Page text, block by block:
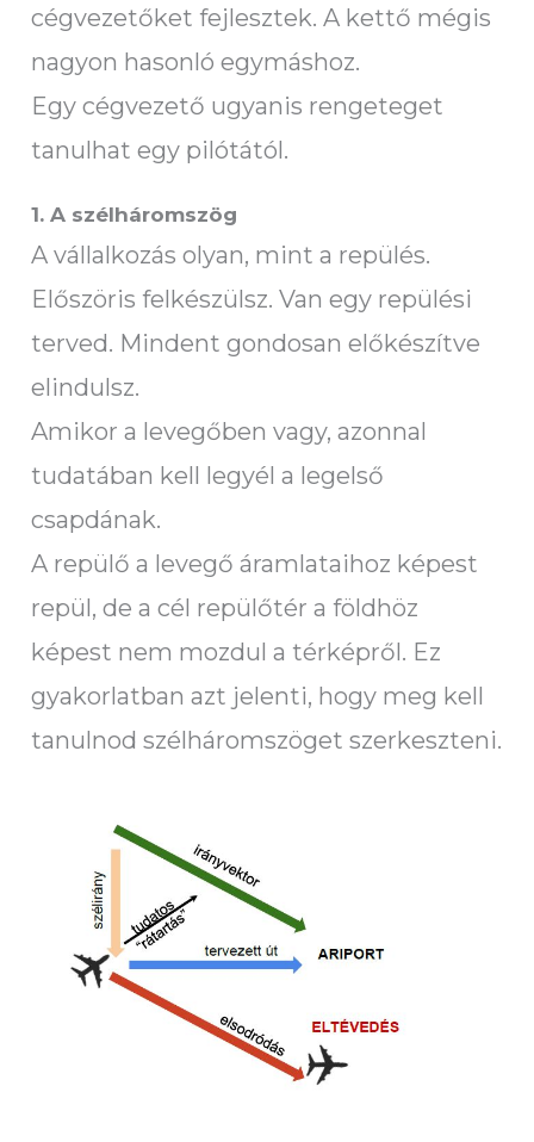
cégvezetőket fejlesztek. A kettő mégis
nagyon hasonló egymáshoz.
Egy cégvezető ugyanis rengeteget
tanulhat egy pilótától.
1. A szélháromszög
A vállalkozás olyan, mint a repülés.
Előszöris felkészülsz. Van egy repülési
terved. Mindent gondosan előkészítve
elindulsz.
Amikor a levegőben vagy, azonnal
tudatában kell legyél a legelső
csapdának.
A repülő a levegő áramlataihoz képest
repül, de a cél repülőtér a földhöz
képest nem mozdul a térképről. Ez
gyakorlatban azt jelenti, hogy meg kell
tanulnod szélháromszöget szerkeszteni.